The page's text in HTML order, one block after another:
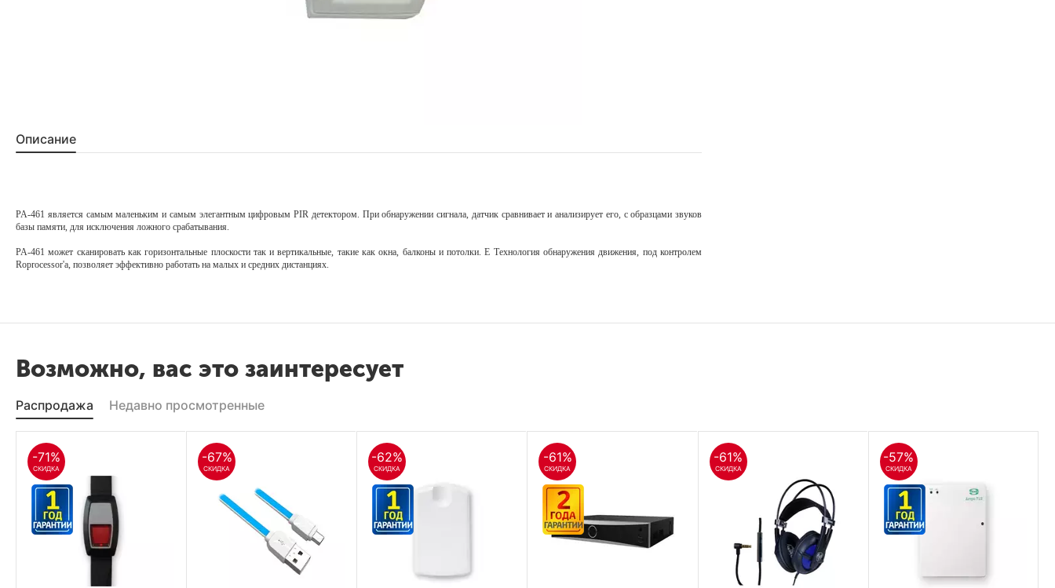
Описание
PA-461 является самым маленьким и самым элегантным цифровым PIR детектором. При обнаружении сигнала, датчик сравнивает и анализирует его, с образцами звуков
базы памяти, для исключения ложного срабатывания.
PA-461 может сканировать как горизонтальные плоскости так и вертикальные, такие как окна, балконы и потолки. E Технология обнаружения движения, под контролем
Roprocessor'a, позволяет эффективно работать на малых и средних дистанциях.
Возможно, вас это заинтересует
Распродажа Недавно просмотренные
-71%
СКИДКА
-67%
СКИДКА
-62%
СКИДКА
-61%
СКИДКА
-61%
СКИДКА
-57%
СКИДКА